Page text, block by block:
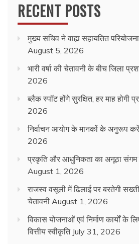
RECENT POSTS
मुख्य सचिव ने वाह्य सहायतित
August 5, 2026
भारी वर्षा की चेतावनी के बीच जिला
2026
ब्लैक स्पॉट होंगे सुरक्षित, हर माह होगी
2026
निर्वाचन आयोग के मानकों के अनुरूप
2026
प्रकृति और आधुनिकता का अनूठा संगम
August 1, 2026
राजस्व वसूली में ढिलाई पर बरतेगी
चेतावनी August 1, 2026
विकास योजनाओं एवं निर्माण कार्यों के
वित्तीय स्वीकृति July 31, 2026